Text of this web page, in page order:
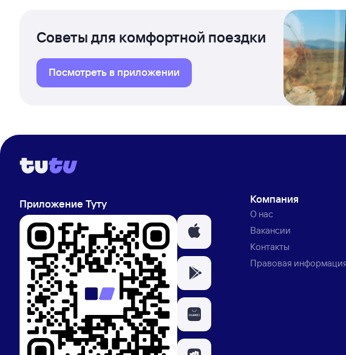
Советы для комфортной поездки
Посмотреть в приложении
Приложение Туту Компания
О нас
Вакансии
Контакты
Правовая